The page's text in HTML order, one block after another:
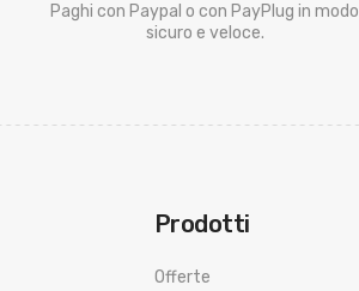
Paghi con Paypal o con PayPlug in modo
sicuro e veloce.
Prodotti
Offerte